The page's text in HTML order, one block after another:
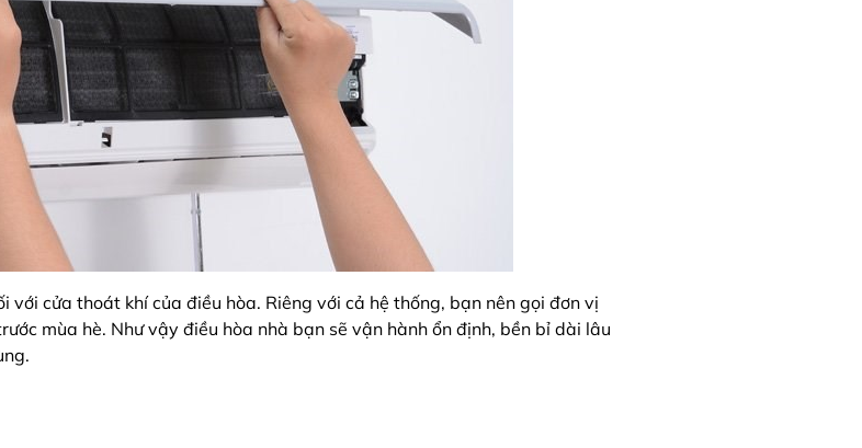
với cửa thoát khí của điều hòa. Riêng với cả hệ thống, bạn nên gọi đơn vị
mùa hè. Như vậy điều hòa nhà bạn sẽ vận hành ổn định, bền bỉ dài lâu